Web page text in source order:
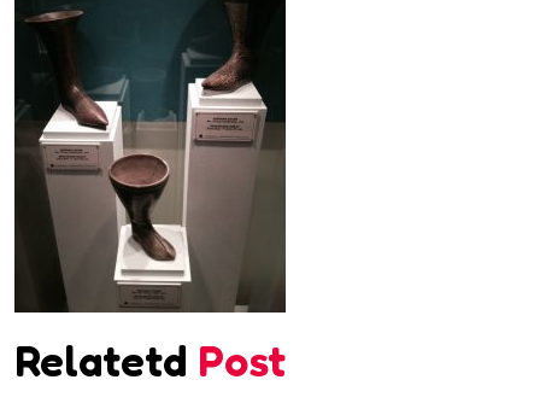
Relatetd Post